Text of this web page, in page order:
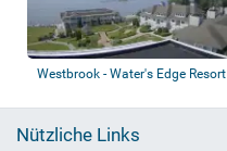
Westbrook - Water's Edge Resort
Nützliche Links